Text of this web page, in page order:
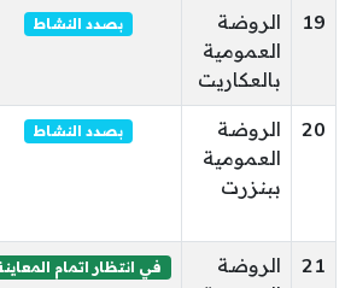
19
الروضة
العمومية
بالعكاريت
بصدد النشاط
20
الروضة
العمومية
ببنزرت
بصدد النشاط
21
الروضة
في انتظار اتمام